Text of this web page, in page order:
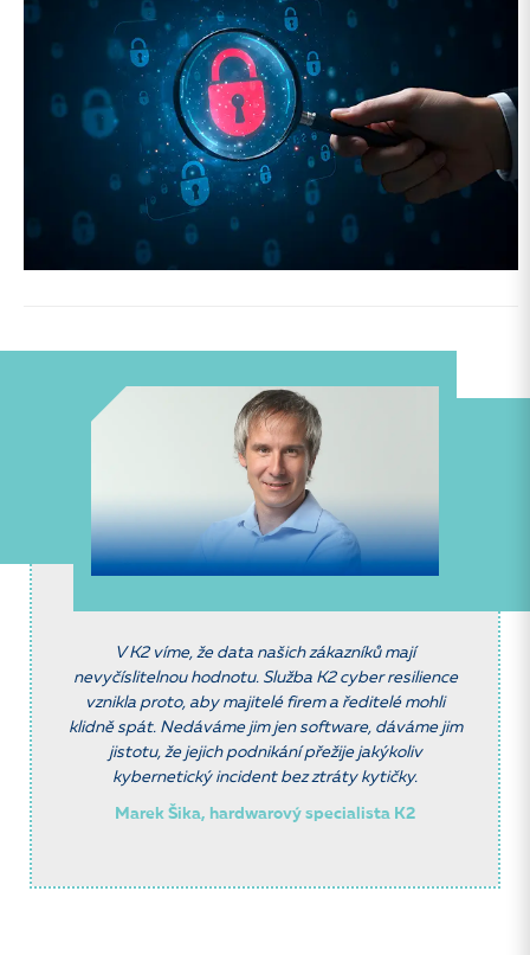
V K2 víme, že data našich zákazníků mají
nevyčíslitelnou hodnotu. Služba K2 cyber resilience
vznikla proto, aby majitelé firem a ředitelé mohli
klidně spát. Nedáváme jim jen software, dáváme jim
jistotu, že jejich podnikání přežije jakýkoliv
kybernetický incident bez ztráty kytičky.
Marek Šika, hardwarový specialista K2